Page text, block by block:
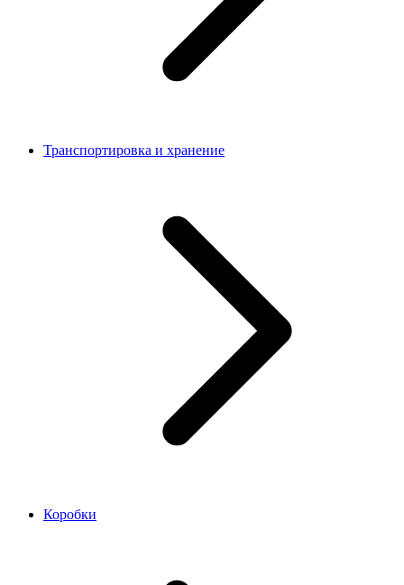
Транспортировка и хранение
Коробки